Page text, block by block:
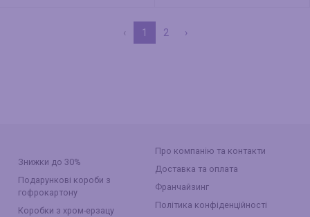
‹ 1 2 ›
Знижки до 30%
Подарункові короби з
гофрокартону
Коробки з хром-ерзацу
Про компанію та контакти
Доставка та оплата
Франчайзинг
Політика конфіденційності